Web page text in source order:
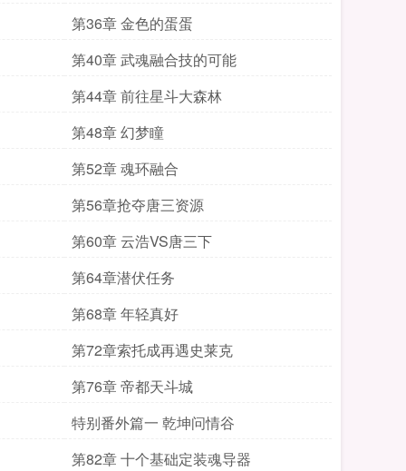
第36章 金色的蛋蛋
第40章 武魂融合技的可能
第44章 前往星斗大森林
第48章 幻梦瞳
第52章 魂环融合
第56章抢夺唐三资源
第60章 云浩VS唐三下
第64章潜伏任务
第68章 年轻真好
第72章索托成再遇史莱克
第76章 帝都天斗城
特别番外篇一 乾坤问情谷
第82章 十个基础定装魂导器